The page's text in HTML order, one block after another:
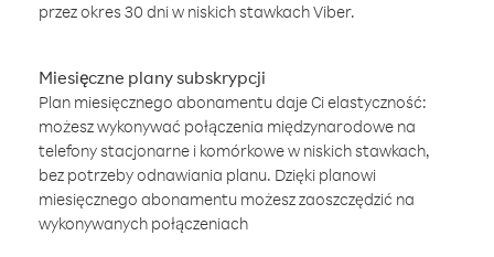
przez okres 30 dni w niskich stawkach Viber.
Miesięczne plany subskrypcji
Plan miesięcznego abonamentu daje Ci elastyczność:
możesz wykonywać połączenia międzynarodowe na
telefony stacjonarne i komórkowe w niskich stawkach,
bez potrzeby odnawiania planu. Dzięki planowi
miesięcznego abonamentu możesz zaoszczędzić na
wykonywanych połączeniach